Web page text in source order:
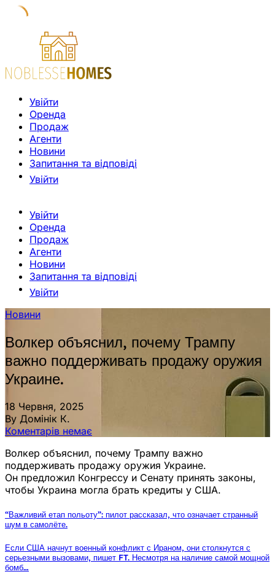
Увійти
Оренда
Продаж
Агенти
Новини
Запитання та відповіді
Увійти
Увійти
Оренда
Продаж
Агенти
Новини
Запитання та відповіді
Увійти
Новини
Волкер объяснил, почему Трампу
важно поддерживать продажу оружия
Украине.
18 Червня, 2025
By Домінік К.
Коментарів немає
Волкер объяснил, почему Трампу важно
поддерживать продажу оружия Украине.
Он предложил Конгрессу и Сенату принять законы,
чтобы Украина могла брать кредиты у США.
“Важливий етап польоту”: пилот рассказал, что означает странный
шум в самолёте.
Если США начнут военный конфликт с Ираном, они столкнутся с
серьезными вызовами, пишет FT. Несмотря на наличие самой мощной
бомб…